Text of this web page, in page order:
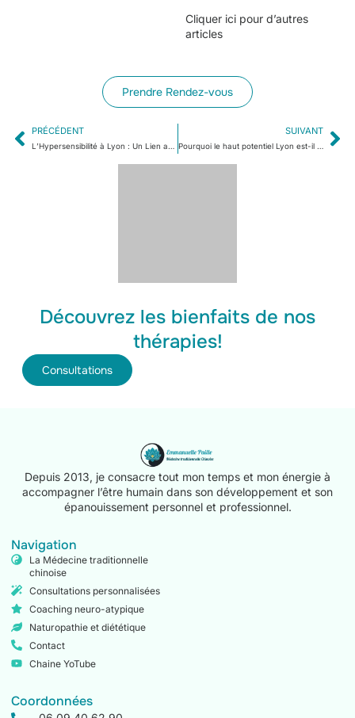
Cliquer ici pour d’autres
articles
Prendre Rendez-vous
PRÉCÉDENT
L’Hypersensibilité à Lyon : Un Lien avec une Conscience Sociale Accrue
SUIVANT
Pourquoi le haut potentiel Lyon est-il souvent mal compris ?
Découvrez les bienfaits de nos
thérapies!
Consultations
Depuis 2013, je consacre tout mon temps et mon énergie à
accompagner l’être humain dans son développement et son
épanouissement personnel et professionnel.
Navigation
La Médecine traditionnelle
chinoise
Consultations personnalisées
Coaching neuro-atypique
Naturopathie et diététique
Contact
Chaine YoTube
Coordonnées